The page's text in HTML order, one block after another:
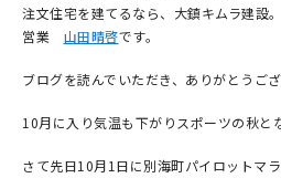
注文住宅を建てるなら、大鎮キムラ建設。
営業 山田晴啓です。
ブログを読んでいただき、ありがとうござ
10月に入り気温も下がりスポーツの秋と
さて先日10月1日に別海町パイロットマ